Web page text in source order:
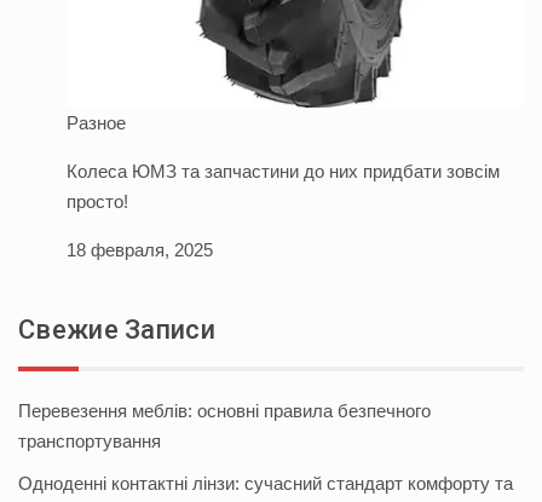
Разное
Колеса ЮМЗ та запчастини до них придбати зовсім
просто!
18 февраля, 2025
Свежие Записи
Перевезення меблів: основні правила безпечного
транспортування
Одноденні контактні лінзи: сучасний стандарт комфорту та